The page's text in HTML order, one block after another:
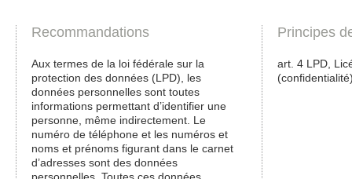
Recommandations
Aux termes de la loi fédérale sur la
protection des données (LPD), les
données personnelles sont toutes
informations permettant d’identifier une
personne, même indirectement. Le
numéro de téléphone et les numéros et
noms et prénoms figurant dans le carnet
d’adresses sont des données
personnelles. Toutes ces données
Principes
art. 4 LPD,